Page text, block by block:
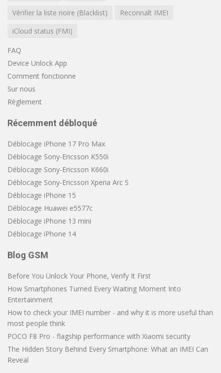
Vérifier la liste noire (Blacklist)
Reconnaît IMEI
iCloud status (FMI)
FAQ
Device Unlock App
Comment fonctionne
Sur nous
Règlement
Récemment débloqué
Déblocage iPhone 17 Pro Max
Déblocage Sony-Ericsson K550i
Déblocage Sony-Ericsson K660i
Déblocage Sony-Ericsson Xperia Arc S
Déblocage iPhone 15
Déblocage Huawei e5577c
Déblocage iPhone 13 mini
Déblocage iPhone 14
Blog GSM
Before You Unlock Your Phone, Verify It First
How Smartphones Turned Every Waiting Moment Into
Entertainment
How to check your IMEI number - and why it is more useful than
most people think
POCO F8 Pro - flagship performance with Xiaomi security
The Hidden Story Behind Every Smartphone: What an IMEI Can
Reveal